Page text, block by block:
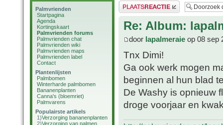
Palmvrienden
Startpagina
Agenda
Kortingskaart
Palmvrienden forums
Palmvrienden chat
Palmvrienden wiki
Palmvrienden maps
Palmvrienden label
Contact
Plantenlijsten
Palmbomen
Winterharde palmbomen
Bananenplanten
Canna's (bloemriet)
Palmvarens
Populairste artikels
1)Verzorging bananenplanten
2)Verzorging van palmen
Plaats een reactie
Re: Album:
door lapalmeraie op 08 sep
Tnx Dimi!
Ga ook werk mogen
beginnen al hun blad
De Washy is opnieuw
droge voorjaar en